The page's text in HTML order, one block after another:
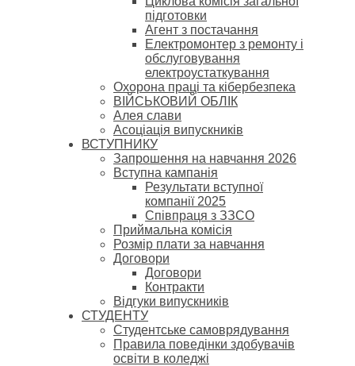
підготовки
Агент з постачання
Електромонтер з ремонту і
обслуговування
електроустаткування
Охорона праці та кібербезпека
ВІЙСЬКОВИЙ ОБЛІК
Алея слави
Асоціація випускників
ВСТУПНИКУ
Запрошення на навчання 2026
Вступна кампанія
Результати вступної
компанії 2025
Співпраця з ЗЗСО
Приймальна комісія
Розмір плати за навчання
Договори
Договори
Контракти
Відгуки випускників
СТУДЕНТУ
Cтудентське самоврядування
Правила поведінки здобувачів
освіти в коледжі